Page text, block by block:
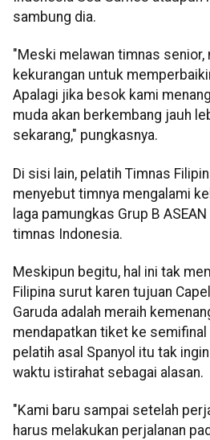
sambung dia.
"Meski melawan timnas senior,
kekurangan untuk
Apalagi jika besok kami
muda akan berkembang jauh
sekarang," pungkasnya.
Di sisi lain, pelatih Timnas
menyebut timnya mengalami
laga pamungkas Grup B
timnas Indonesia.
Meskipun begitu, hal ini tak
Filipina surut karen tujuan
Garuda adalah meraih
mendapatkan tiket ke semifinal
pelatih asal Spanyol itu tak
waktu istirahat sebagai alasan.
"Kami baru sampai setelah
harus melakukan perjalanan